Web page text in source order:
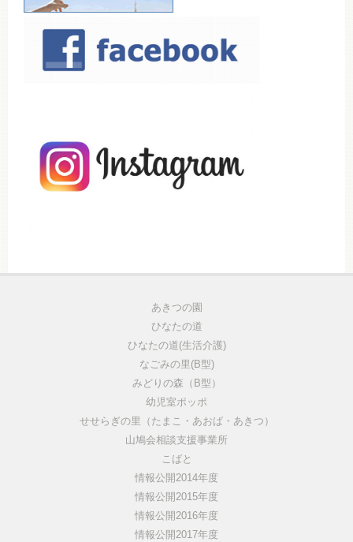
あきつの園
ひなたの道
ひなたの道(生活介護)
なごみの里(B型)
みどりの森（B型）
幼児室ポッポ
せせらぎの里（たまこ・あおば・あきつ）
山鳩会相談支援事業所
こばと
情報公開2014年度
情報公開2015年度
情報公開2016年度
情報公開2017年度